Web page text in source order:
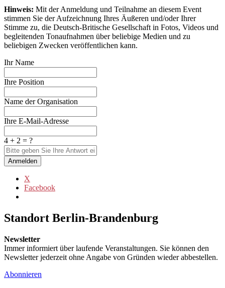
Hinweis: Mit der Anmeldung und Teilnahme an diesem Event
stimmen Sie der Aufzeichnung Ihres Äußeren und/oder Ihrer
Stimme zu, die Deutsch-Britische Gesellschaft in Fotos, Videos und
begleitenden Tonaufnahmen über beliebige Medien und zu
beliebigen Zwecken veröffentlichen kann.
Ihr Name
Ihre Position
Name der Organisation
Ihre E-Mail-Adresse
4 + 2 = ?
Anmelden
X
Facebook
Standort Berlin-Brandenburg
Newsletter
Immer informiert über laufende Veranstaltungen. Sie können den
Newsletter jederzeit ohne Angabe von Gründen wieder abbestellen.
Abonnieren